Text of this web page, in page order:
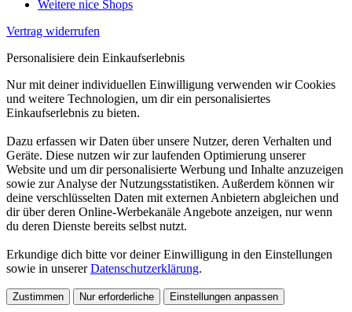
Weitere nice Shops
Vertrag widerrufen
Personalisiere dein Einkaufserlebnis
Nur mit deiner individuellen Einwilligung verwenden wir Cookies
und weitere Technologien, um dir ein personalisiertes
Einkaufserlebnis zu bieten.
Dazu erfassen wir Daten über unsere Nutzer, deren Verhalten und
Geräte. Diese nutzen wir zur laufenden Optimierung unserer
Website und um dir personalisierte Werbung und Inhalte anzuzeigen
sowie zur Analyse der Nutzungsstatistiken. Außerdem können wir
deine verschlüsselten Daten mit externen Anbietern abgleichen und
dir über deren Online-Werbekanäle Angebote anzeigen, nur wenn
du deren Dienste bereits selbst nutzt.
Erkundige dich bitte vor deiner Einwilligung in den Einstellungen
sowie in unsererDatenschutzerklärung.
Zustimmen Nur erforderliche Einstellungen anpassen